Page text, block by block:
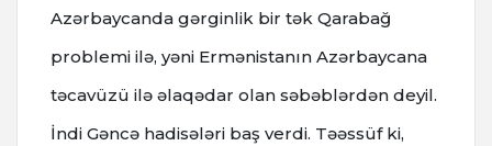
Azərbaycanda gərginlik bir tək Qarabağ
problemi ilə, yəni Ermənistanın Azərbaycana
təcavüzü ilə əlaqədar olan səbəblərdən deyil.
İndi Gəncə hadisələri baş verdi. Təəssüf ki,